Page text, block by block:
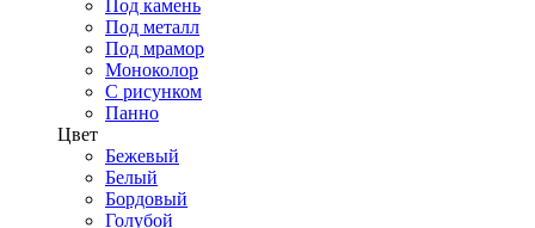
Под камень
Под металл
Под мрамор
Моноколор
С рисунком
Панно
Цвет
Бежевый
Белый
Бордовый
Голубой